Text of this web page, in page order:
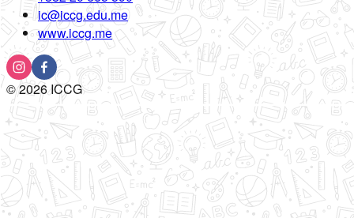
ic@iccg.edu.me
www.iccg.me
©2026ICCG